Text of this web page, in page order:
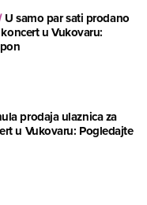
U samo par sati prodano
u Vukovaru:
prodaja ulaznica za
u Vukovaru: Pogledajte